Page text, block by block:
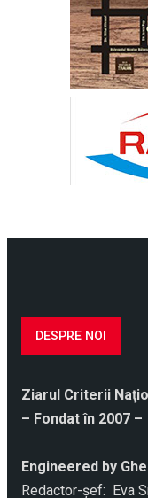
DESPRE NOI
Ziarul Criterii
– Fondat în 2007 –
Engineered by
Redactor-şef: Eva